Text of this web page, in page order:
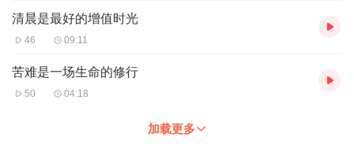
清晨是最好的增值时光
46 09:11
苦难是一场生命的修行
50 04:18
加载更多